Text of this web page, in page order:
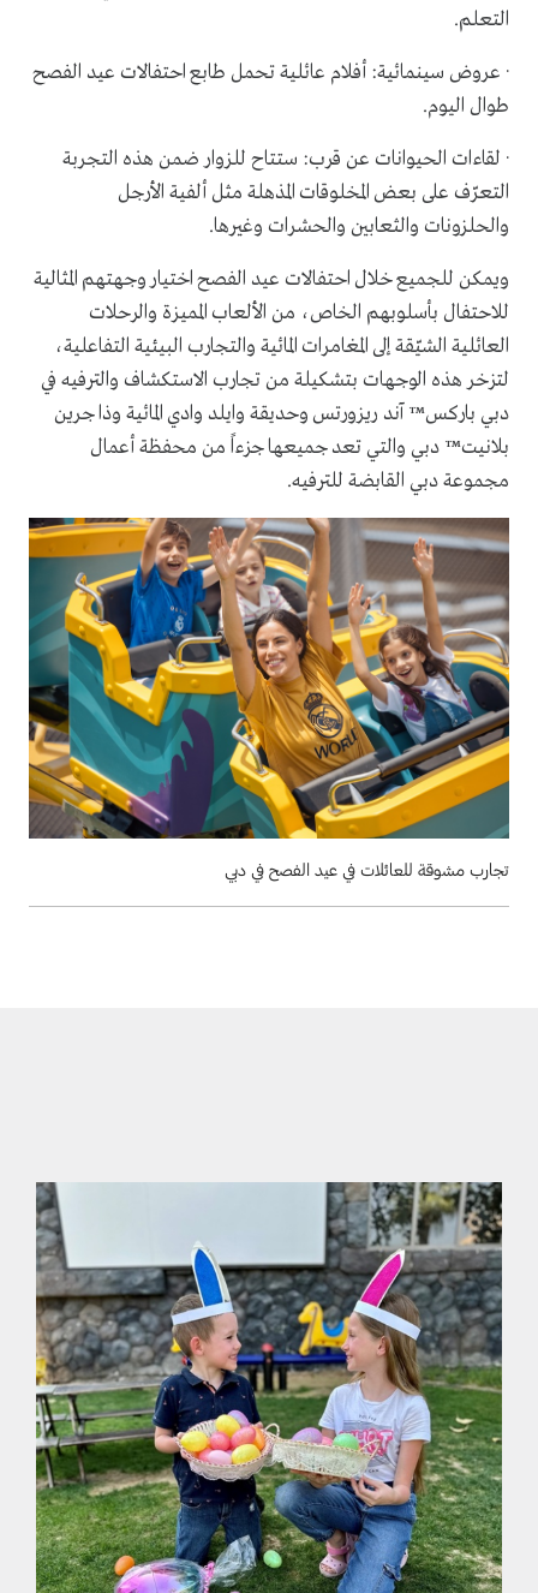
التعلم.
· عروض سينمائية: أفلام عائلية تحمل طابع احتفالات عيد الفصح
طوال اليوم.
· لقاءات الحيوانات عن قرب: ستتاح للزوار ضمن هذه التجربة
التعرّف على بعض المخلوقات المذهلة مثل ألفية الأرجل
والحلزونات والثعابين والحشرات وغيرها.
ويمكن للجميع خلال احتفالات عيد الفصح اختيار وجهتهم المثالية
للاحتفال بأسلوبهم الخاص، من الألعاب المميزة والرحلات
العائلية الشيّقة إلى المغامرات المائية والتجارب البيئية التفاعلية،
لتزخر هذه الوجهات بتشكيلة من تجارب الاستكشاف والترفيه في
دبي باركس™ آند ريزورتس وحديقة وايلد وادي المائية وذا جرين
بلانيت™ دبي والتي تعد جميعها جزءاً من محفظة أعمال
مجموعة دبي القابضة للترفيه.
تجارب مشوقة للعائلات في عيد الفصح في دبي